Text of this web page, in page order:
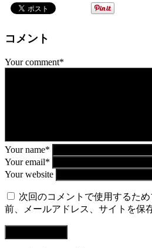
コメント
Your comment*
Your name*
Your email*
Your website
次回のコメントで使用するた
前、メールアドレス、サイトを保